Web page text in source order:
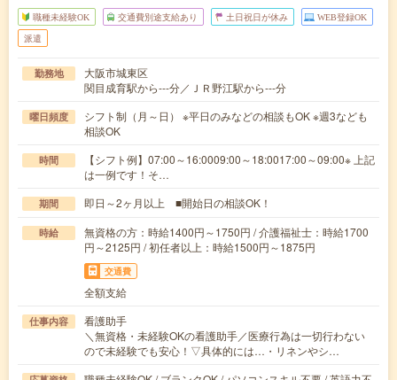
職種未経験OK 交通費別途支給あり 土日祝日が休み WEB登録OK
派遣
勤務地
大阪市城東区
関目成育駅から---分／ＪＲ野江駅から---分
曜日頻度
シフト制（月～日） ※平日のみなどの相談もOK ※週3なども
相談OK
時間
【シフト例】07:00～16:0009:00～18:0017:00～09:00※ 上記
は一例です！そ…
期間 即日～2ヶ月以上 ■開始日の相談OK！
時給
無資格の方：時給1400円～1750円 / 介護福祉士：時給1700
円～2125円 / 初任者以上：時給1500円～1875円
交通費
全額支給
仕事内容
看護助手
＼無資格・未経験OKの看護助手／医療行為は一切行わない
ので未経験でも安心！▽具体的には…・リネンやシ…